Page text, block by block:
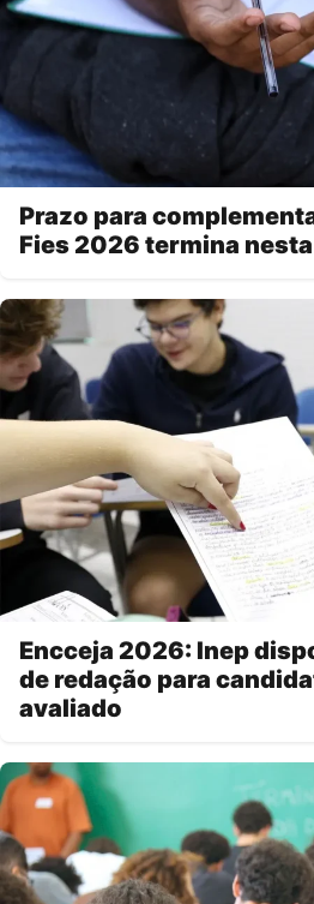
Prazo para
Fies 2026 termina
Encceja 2026: Inep
de redação para
avaliado